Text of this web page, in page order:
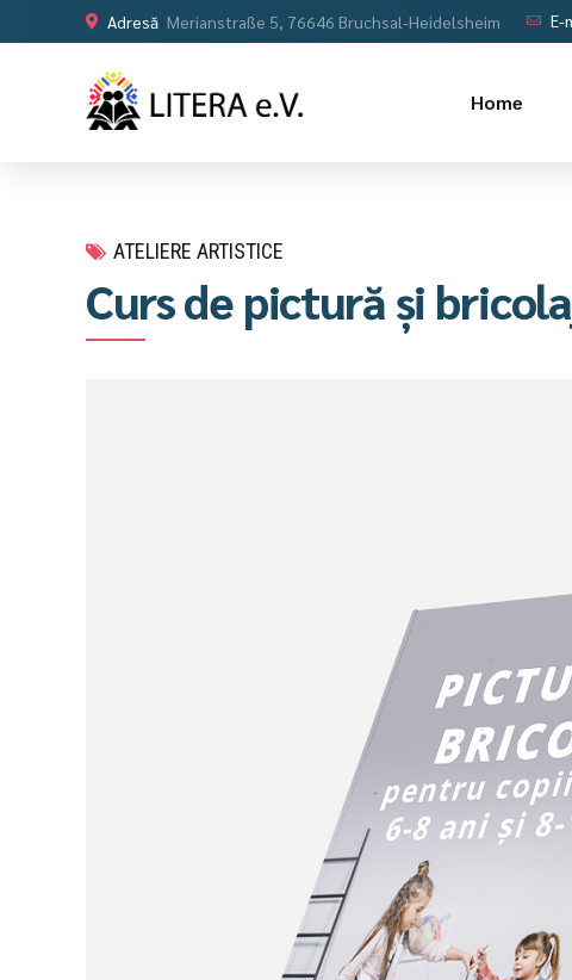
Adresă Merianstraße 5, 76646 Bruchsal-Heidelsheim E-
Home
ATELIERE ARTISTICE
Curs de pictură și